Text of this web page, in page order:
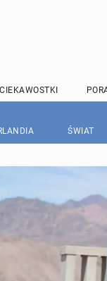
CIEKAWOSTKI
ŚWIAT